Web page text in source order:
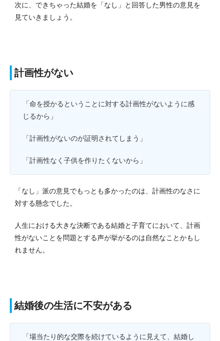
次に、できちゃった結婚を「なし」と回答した男性の意見を
見ていきましょう。
計画性がない
「命を授かるということに対する計画性がないように感
じるから」
「計画性がないのが証明されてしまう」
「計画性なく子供を作りたくないから」
「なし」派の意見でもっとも多かったのは、計画性のなさに
対する懸念でした。
人生における大きな決断である結婚と子育てにおいて、計画
性がないことを問題とする声が挙がるのは自然なことかもし
れません。
結婚後の生活に不安がある
「場当たり的な交際を続けているように見えて、結婚し